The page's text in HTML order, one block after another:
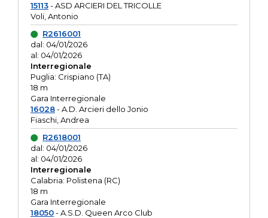
15113- ASD ARCIERI DEL TRICOLLE
Voli, Antonio
R2616001
dal: 04/01/2026
al: 04/01/2026
Interregionale
Puglia: Crispiano (TA)
18 m
Gara Interregionale
16028- A.D. Arcieri dello Jonio
Fiaschi, Andrea
R2618001
dal: 04/01/2026
al: 04/01/2026
Interregionale
Calabria: Polistena (RC)
18 m
Gara Interregionale
18050- A.S.D. Queen Arco Club